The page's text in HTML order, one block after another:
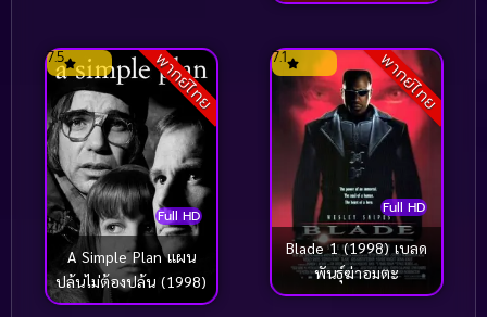
พากย์ไทย
Full HD
7.5
A Simple Plan แผน
ปล้นไม่ต้องปล้น (1998)
พากย์ไทย
Full HD
7.1
Blade 1 (1998) เบลด
พันธุ์ฆ่าอมตะ